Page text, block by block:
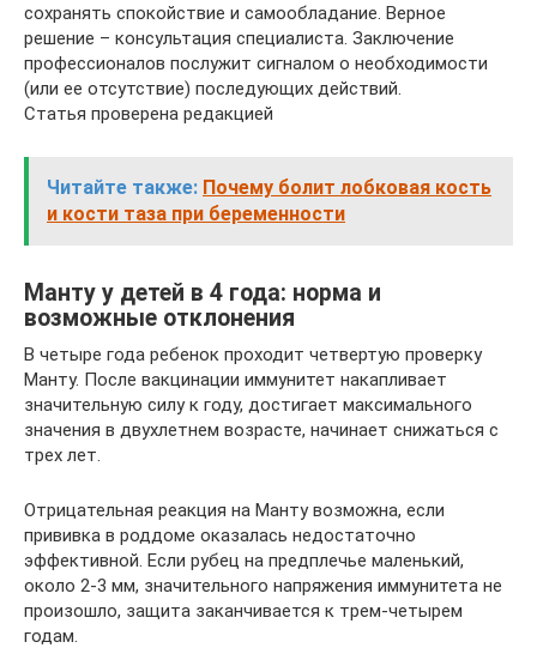
сохранять спокойствие и самообладание. Верное
решение – консультация специалиста. Заключение
профессионалов послужит сигналом о необходимости
(или ее отсутствие) последующих действий.
Статья проверена редакцией
Читайте также: Почему болит лобковая кость
и кости таза при беременности
Манту у детей в 4 года: норма и
возможные отклонения
В четыре года ребенок проходит четвертую проверку
Манту. После вакцинации иммунитет накапливает
значительную силу к году, достигает максимального
значения в двухлетнем возрасте, начинает снижаться с
трех лет.
Отрицательная реакция на Манту возможна, если
прививка в роддоме оказалась недостаточно
эффективной. Если рубец на предплечье маленький,
около 2-3 мм, значительного напряжения иммунитета не
произошло, защита заканчивается к трем-четырем
годам.